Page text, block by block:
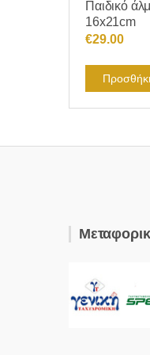
Παιδικό
16x21cm
€29.00